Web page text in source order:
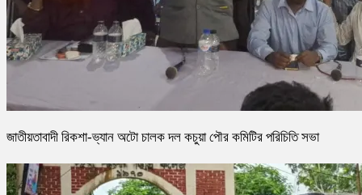
জাতীয়তাবাদী রিকশা-ভ্যান অটো চালক দল কচুয়া পৌর কমিটির পরিচিতি সভা